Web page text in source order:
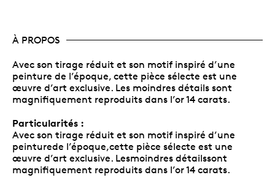
À PROPOS
Avec son tirage réduit et son motif inspiré d’une
peinture de l’époque, cette pièce sélecte est une
œuvre d’art exclusive. Les moindres détails sont
magnifiquement reproduits dans l’or 14 carats.
Particularités :
Avec son tirage réduit et son motif inspiré d’une
peinturede l’époque,cette pièce sélecte est une
œuvre d’art exclusive. Lesmoindres détailssont
magnifiquement reproduits dans l’or 14 carats.